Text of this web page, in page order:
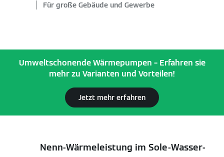
Für große Gebäude und Gewerbe
Umweltschonende Wärmepumpen – Erfahren sie
mehr zu Varianten und Vorteilen!
Jetzt mehr erfahren
Nenn-Wärmeleistung im Sole-Wasser-